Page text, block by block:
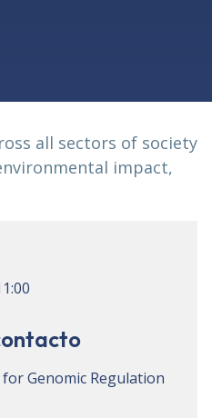
all sectors of society
impact,
Genomic Regulation